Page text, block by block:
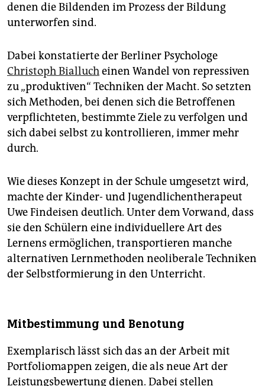
denen die Bildenden im Prozess der Bildung
unterworfen sind.
Dabei konstatierte der Berliner Psychologe
Christoph Biallucheinen Wandel von repressiven
zu „produktiven“ Techniken der Macht. So setzten
sich Methoden, bei denen sich die Betroffenen
verpflichteten, bestimmte Ziele zu verfolgen und
sich dabei selbst zu kontrollieren, immer mehr
durch.
Wie dieses Konzept in der Schule umgesetzt wird,
machte der Kinder- und Jugendlichentherapeut
Uwe Findeisen deutlich. Unter dem Vorwand, dass
sie den Schülern eine individuellere Art des
Lernens ermöglichen, transportieren manche
alternativen Lernmethoden neoliberale Techniken
der Selbstformierung in den Unterricht.
Mitbestimmung und Benotung
Exemplarisch lässt sich das an der Arbeit mit
Portfoliomappen zeigen, die als neue Art der
Leistungsbewertung dienen. Dabei stellen